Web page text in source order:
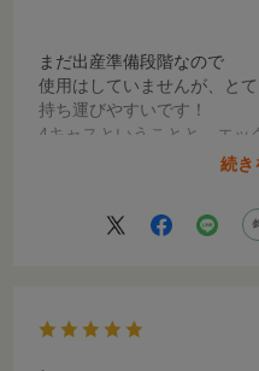
まだ出産準備段階なので
使用はしていませんが、とて
持ち運びやすいです！
4キャスということと、エッ
検索して購入しましたが、
続き